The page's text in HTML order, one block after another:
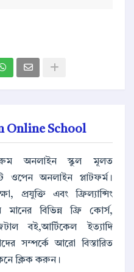
Online School
অনলাইন স্কুল মূলত
ওপেন অনলাইন প্লাটফর্ম।
প্রযুক্তি এবং ফ্রিল্যান্সিং
মানের বিভিন্ন ফ্রি কোর্স,
বই,আর্টিকেল ইত্যাদি
সম্পর্কে আরো বিস্তারিত
ক্লিক করুন।